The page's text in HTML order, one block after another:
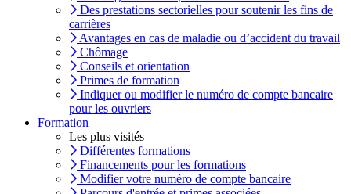
Des prestations sectorielles pour soutenir les fins de
carrières
Avantages en cas de maladie ou d’accident du travail
Chômage
Conseils et orientation
Primes de formation
Indiquer ou modifier le numéro de compte bancaire
pour les ouvriers
Formation
Les plus visités
Différentes formations
Financements pour les formations
Modifier votre numéro de compte bancaire